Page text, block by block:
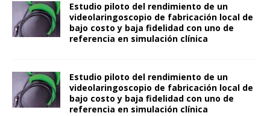
Estudio piloto del rendimiento de un
videolaringoscopio de fabricación local de
bajo costo y baja fidelidad con uno de
referencia en simulación clínica
Estudio piloto del rendimiento de un
videolaringoscopio de fabricación local de
bajo costo y baja fidelidad con uno de
referencia en simulación clínica